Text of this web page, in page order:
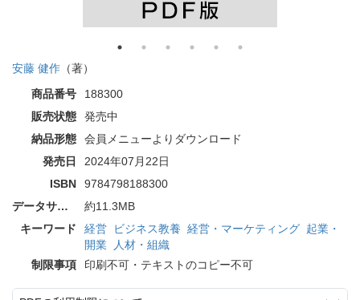
安藤 健作 （著）
商品番号
188300
販売状態
発売中
納品形態
会員メニューよりダウンロード
発売日
2024年07月22日
ISBN
9784798188300
データサイズ
約11.3MB
キーワード
経営 ビジネス教養 経営・マーケティング 起業・
開業
人材・組織
制限事項
印刷不可・テキストのコピー不可